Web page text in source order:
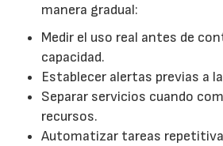
manera gradual:
Medir el uso real antes de
capacidad.
Establecer alertas previas a
Separar servicios cuando
recursos.
Automatizar tareas